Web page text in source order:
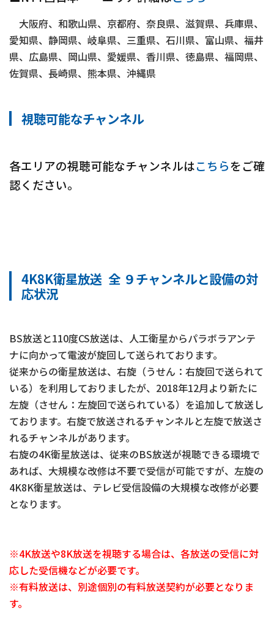
大阪府、和歌山県、京都府、奈良県、滋賀県、兵庫県、
愛知県、静岡県、岐阜県、三重県、石川県、富山県、福井
県、広島県、岡山県、愛媛県、香川県、徳島県、福岡県、
佐賀県、長崎県、熊本県、沖縄県
視聴可能なチャンネル
各エリアの視聴可能なチャンネルはこちらをご確
認ください。
4K8K衛星放送 全 ９チャンネルと設備の対
応状況
BS放送と110度CS放送は、人工衛星からパラボラアンテ
ナに向かって電波が旋回して送られております。
従来からの衛星放送は、右旋（うせん：右旋回で送られて
いる）を利用しておりましたが、2018年12月より新たに
左旋（させん：左旋回で送られている）を追加して放送し
ております。右旋で放送されるチャンネルと左旋で放送さ
れるチャンネルがあります。
右旋の4K衛星放送は、従来のBS放送が視聴できる環境で
あれば、大規模な改修は不要で受信が可能ですが、左旋の
4K8K衛星放送は、テレビ受信設備の大規模な改修が必要
となります。
※4K放送や8K放送を視聴する場合は、各放送の受信に対
応した受信機などが必要です。
※有料放送は、別途個別の有料放送契約が必要となりま
す。